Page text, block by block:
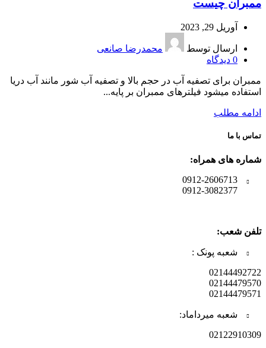
ممبران چیست
آوریل 29, 2023
ارسال توسط
محمدرضا صانعی
0 دیدگاه
ممبران برای تصفیه آب در حجم بالا و تصفیه آب شور مانند آب دریا
استفاده میشود فیلترهای ممبران بر پایه...
ادامه مطلب
تماس با ما
شماره های همراه:
0912-2606713
0912-3082377
تلفن شعب:
شعبه پونک :
02144492722
02144479570
02144479571
شعبه میرداماد:
02122910309